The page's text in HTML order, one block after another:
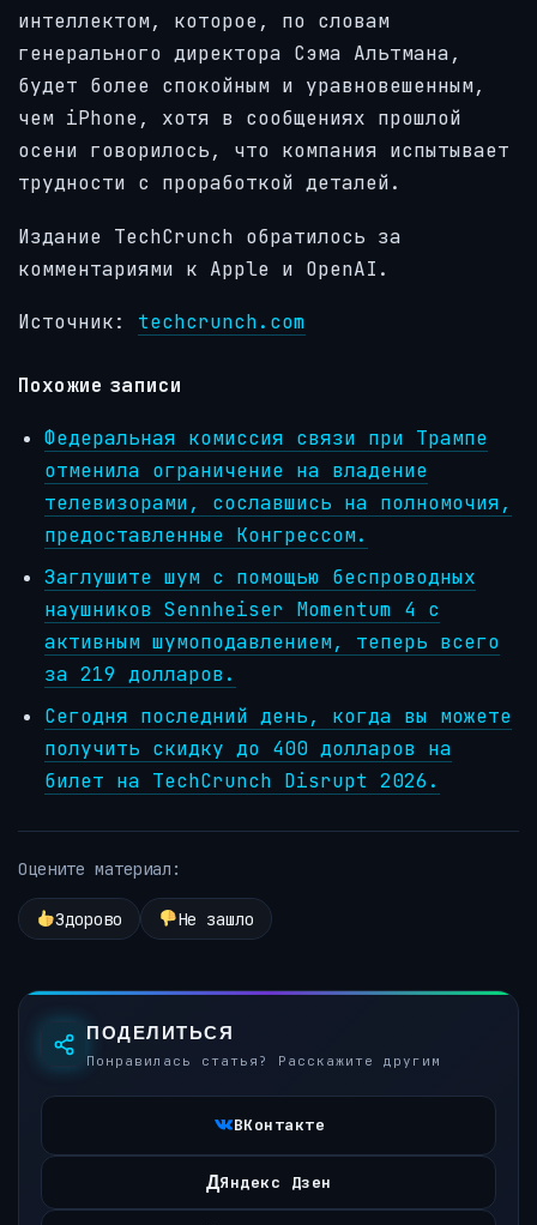
интеллектом, которое, по словам
генерального директора Сэма Альтмана,
будет более спокойным и уравновешенным,
чем iPhone, хотя в сообщениях прошлой
осени говорилось, что компания испытывает
трудности с проработкой деталей.
Издание TechCrunch обратилось за
комментариями к Apple и OpenAI.
Источник: techcrunch.com
Похожие записи
Федеральная комиссия связи при Трампе
отменила ограничение на владение
телевизорами, сославшись на полномочия,
предоставленные Конгрессом.
Заглушите шум с помощью беспроводных
наушников Sennheiser Momentum 4 с
активным шумоподавлением, теперь всего
за 219 долларов.
Сегодня последний день, когда вы можете
получить скидку до 400 долларов на
билет на TechCrunch Disrupt 2026.
Оцените материал:
Здорово Не зашло
ПОДЕЛИТЬСЯ
Понравилась статья? Расскажите другим
ВКонтакте
ДЯндекс Дзен